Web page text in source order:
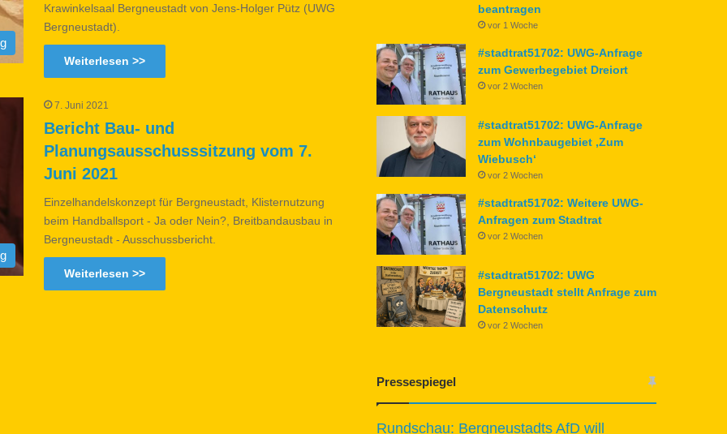
Krawinkelsaal Bergneustadt von Jens-Holger Pütz (UWG
Bergneustadt).
Weiterlesen >>
7. Juni 2021
Bericht Bau- und
Planungsausschusssitzung vom 7.
Juni 2021
Einzelhandelskonzept für Bergneustadt, Klisternutzung
beim Handballsport - Ja oder Nein?, Breitbandausbau in
Bergneustadt - Ausschussbericht.
Weiterlesen >>
beantragen
vor 1 Woche
#stadtrat51702: UWG-Anfrage
zum Gewerbegebiet Dreiort
vor 2 Wochen
#stadtrat51702: UWG-Anfrage
zum Wohnbaugebiet ‚Zum
Wiebusch‘
vor 2 Wochen
#stadtrat51702: Weitere UWG-
Anfragen zum Stadtrat
vor 2 Wochen
#stadtrat51702: UWG
Bergneustadt stellt Anfrage zum
Datenschutz
vor 2 Wochen
Pressespiegel
Rundschau: Bergneustadts AfD will